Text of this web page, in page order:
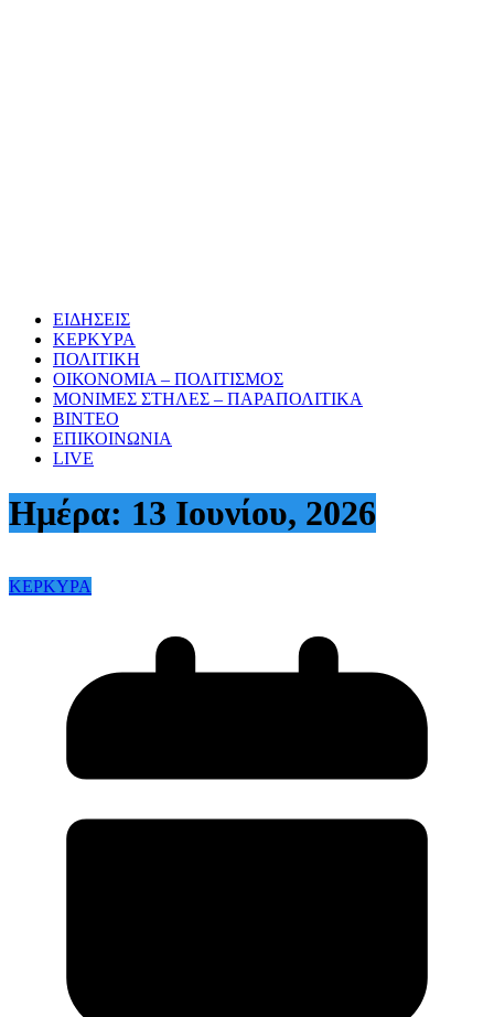
ΕΙΔΗΣΕΙΣ
ΚΕΡΚΥΡΑ
ΠΟΛΙΤΙΚΗ
ΟΙΚΟΝΟΜΙΑ – ΠΟΛΙΤΙΣΜΟΣ
ΜΟΝΙΜΕΣ ΣΤΗΛΕΣ – ΠΑΡΑΠΟΛΙΤΙΚΑ
ΒΙΝΤΕΟ
ΕΠΙΚΟΙΝΩΝΙΑ
LIVE
Ημέρα: 13 Ιουνίου, 2026
ΚΕΡΚΥΡΑ